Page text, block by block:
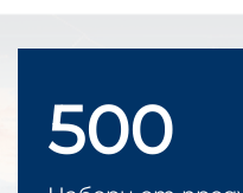
500